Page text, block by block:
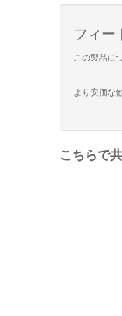
フィー
この製品に
より安価な
こちらで